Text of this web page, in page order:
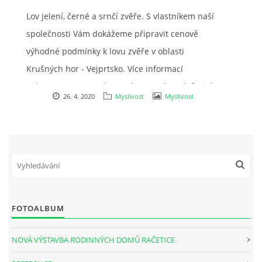
ÚDAJE O SPOLEČNOSTI
KONTAKTY
VIZUALIZACE VÝSTAVBY V RAČETICÍCH
Martin Hofman stavbyvedoucí
Lov jelení, černé a srnčí zvěře. S vlastníkem naší
společnosti Vám dokážeme připravit cenově
výhodné podmínky k lovu zvěře v oblasti
Krušných hor - Vejprtsko. Více informací
naleznete na www.doupnak.cz . Nebo telefonicky
na tel.č. 724784828 Vlastislav Hofman hospodář
26. 4. 2020 Myslivost Myslivost
FOTOALBUM
NOVÁ VÝSTAVBA RODINNÝCH DOMŮ RAČETICE